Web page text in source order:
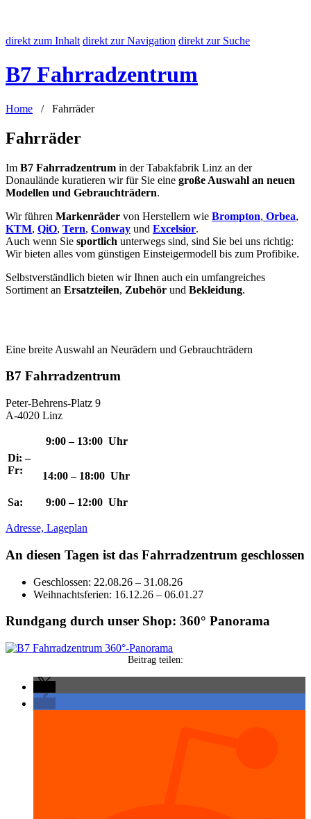
direkt zum Inhalt direkt zur Navigation direkt zur Suche
B7 Fahrradzentrum
Home / Fahrräder
Fahrräder
Im B7 Fahrradzentrum in der Tabakfabrik Linz an der
Donaulände kuratieren wir für Sie eine große Auswahl an neuen
Modellen und Gebrauchträdern.
Wir führen Markenräder von Herstellern wie Brompton, Orbea,
KTM, QiO, Tern, Conway und Excelsior.
Auch wenn Sie sportlich unterwegs sind, sind Sie bei uns richtig:
Wir bieten alles vom günstigen Einsteigermodell bis zum Profibike.
Selbstverständlich bieten wir Ihnen auch ein umfangreiches
Sortiment an Ersatzteilen, Zubehör und Bekleidung.
Eine breite Auswahl an Neurädern und Gebrauchträdern
B7 Fahrradzentrum
Peter-Behrens-Platz 9
A-4020 Linz
Di: –
Fr:
9:00 – 13:00 Uhr
14:00 – 18:00 Uhr
Sa: 9:00 – 12:00 Uhr
Adresse, Lageplan
An diesen Tagen ist das Fahrradzentrum geschlossen
Geschlossen: 22.08.26 – 31.08.26
Weihnachtsferien: 16.12.26 – 06.01.27
Rundgang durch unser Shop: 360° Panorama
Beitrag teilen: